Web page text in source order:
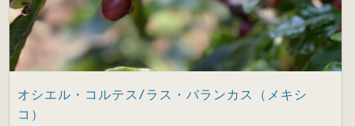
オシエル・コルテス/ラス・バランカス（メキシ
コ）